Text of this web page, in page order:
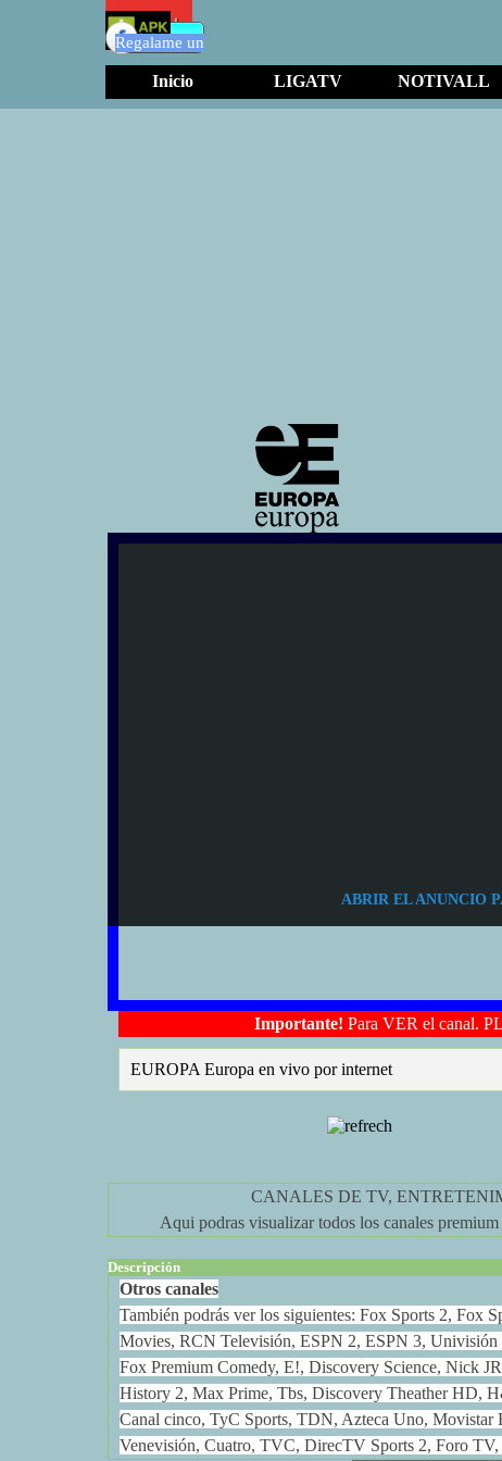
Inicio LIGATV NOTIVALL
Regalame un
ABRIR EL ANUNCIO
Importante! Para VER el canal.
EUROPA Europa en vivo por internet
CANALES DE TV,
Aqui podras visualizar todos los canales
Descripción
Otros canales
También podrás ver los siguientes: Fox Sports 2, Fox
Movies, RCN Televisión, ESPN 2, ESPN 3,
Fox Premium Comedy, E!, Discovery Science, Nick
History 2, Max Prime, Tbs, Discovery Theather HD,
Canal cinco, TyC Sports, TDN, Azteca Uno,
Venevisión, Cuatro, TVC, DirecTV Sports 2, Foro